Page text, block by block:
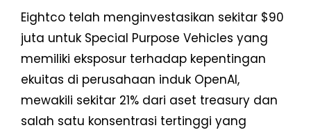
Eightco telah menginvestasikan sekitar $90
juta untuk Special Purpose Vehicles yang
memiliki eksposur terhadap kepentingan
ekuitas di perusahaan induk OpenAI,
mewakili sekitar 21% dari aset treasury dan
salah satu konsentrasi tertinggi yang